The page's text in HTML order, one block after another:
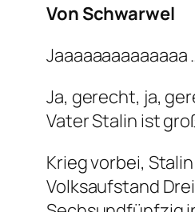
Von Schwarwel
Jaaaaaaaaaaaaaa
Ja, gerecht, ja,
Vater Stalin ist
Krieg vorbei,
Volksaufstand